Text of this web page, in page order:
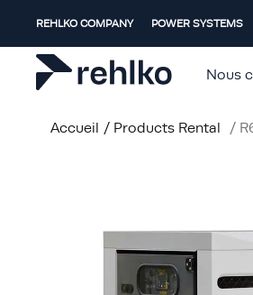
REHLKO COMPANY POWER SYSTEMS
Nous
Accueil / Products Rental /